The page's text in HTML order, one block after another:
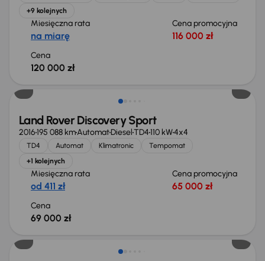
+9 kolejnych
Miesięczna rata
na miarę
Cena promocyjna
116 000 zł
Cena
120 000 zł
Land Rover Discovery Sport
2016195 088 kmAutomatDieselTD4110 kW4x4
TD4 Automat Klimatronic
Tempomat
+1 kolejnych
Miesięczna rata
od 411 zł
Cena promocyjna
65 000 zł
Cena
69 000 zł
Taniej o 1 000 zł